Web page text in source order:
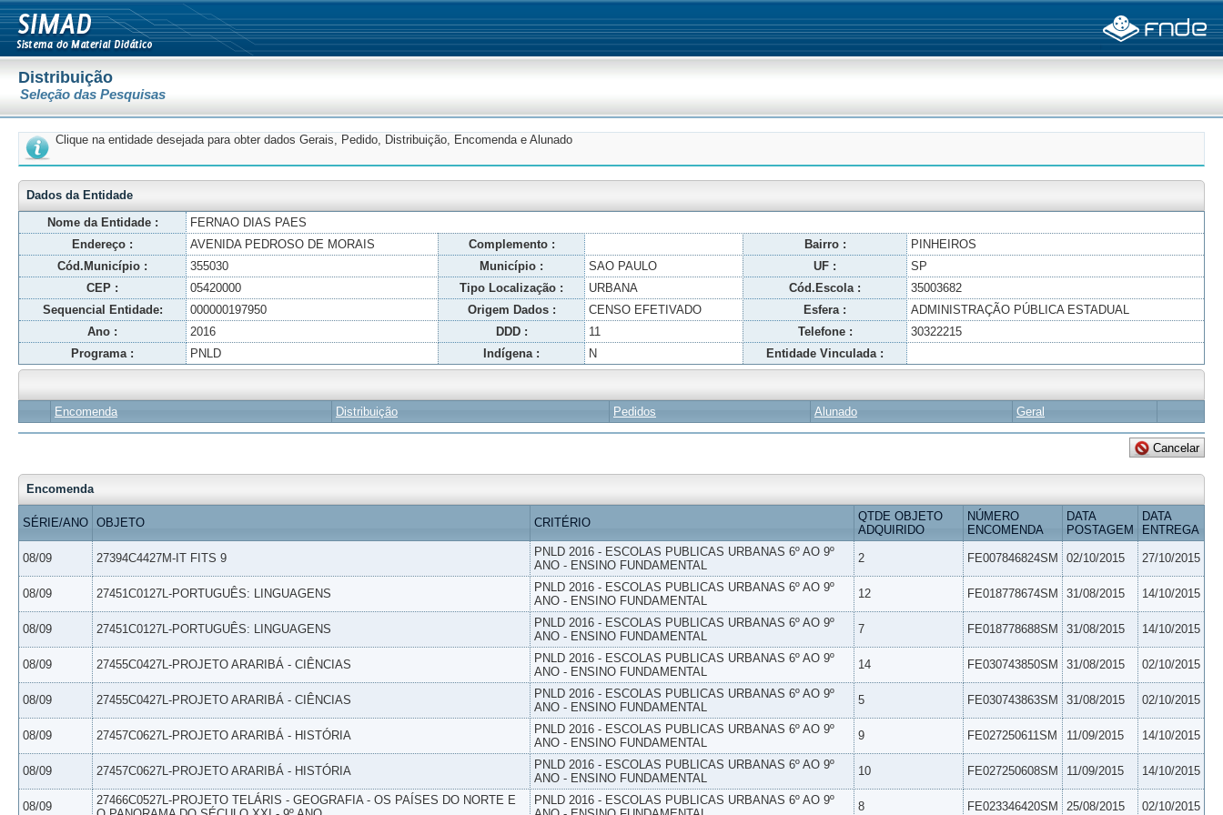
Distribuição
Seleção das Pesquisas
Clique na entidade desejada para obter dados Gerais, Pedido, Distribuição, Encomenda e Alunado
Dados da Entidade
Nome da Entidade :
FERNAO DIAS PAES
Endereço :
AVENIDA PEDROSO DE MORAIS Complemento : Bairro :
PINHEIROS
Cód.Município :
355030 Município : SAO PAULO UF :
SP
CEP :
05420000 Tipo Localização : URBANA Cód.Escola :
35003682
Sequencial Entidade:
000000197950 Origem Dados : CENSO EFETIVADO Esfera :
ADMINISTRAÇÃO PÚBLICA ESTADUAL
Ano :
2016 DDD : 11 Telefone :
30322215
Programa :
PNLD Indígena : N Entidade Vinculada :
Encomenda Distribuição Pedidos Alunado Geral
Encomenda
SÉRIE/ANO OBJETO CRITÉRIO
QTDE OBJETO
ADQUIRIDO
NÚMERO
ENCOMENDA
DATA
POSTAGEM
DATA
ENTREGA
08/09 27394C4427M-IT FITS 9
PNLD 2016 - ESCOLAS PUBLICAS URBANAS 6º AO 9º
ANO - ENSINO FUNDAMENTAL
2 FE007846824SM 02/10/2015 27/10/2015
08/09 27451C0127L-PORTUGUÊS: LINGUAGENS
PNLD 2016 - ESCOLAS PUBLICAS URBANAS 6º AO 9º
ANO - ENSINO FUNDAMENTAL
12 FE018778674SM 31/08/2015 14/10/2015
08/09 27451C0127L-PORTUGUÊS: LINGUAGENS
PNLD 2016 - ESCOLAS PUBLICAS URBANAS 6º AO 9º
ANO - ENSINO FUNDAMENTAL
7 FE018778688SM 31/08/2015 14/10/2015
08/09 27455C0427L-PROJETO ARARIBÁ - CIÊNCIAS
PNLD 2016 - ESCOLAS PUBLICAS URBANAS 6º AO 9º
ANO - ENSINO FUNDAMENTAL
14 FE030743850SM 31/08/2015 02/10/2015
08/09 27455C0427L-PROJETO ARARIBÁ - CIÊNCIAS
PNLD 2016 - ESCOLAS PUBLICAS URBANAS 6º AO 9º
ANO - ENSINO FUNDAMENTAL
5 FE030743863SM 31/08/2015 02/10/2015
08/09 27457C0627L-PROJETO ARARIBÁ - HISTÓRIA
PNLD 2016 - ESCOLAS PUBLICAS URBANAS 6º AO 9º
ANO - ENSINO FUNDAMENTAL
9 FE027250611SM 11/09/2015 14/10/2015
08/09 27457C0627L-PROJETO ARARIBÁ - HISTÓRIA
PNLD 2016 - ESCOLAS PUBLICAS URBANAS 6º AO 9º
ANO - ENSINO FUNDAMENTAL
10 FE027250608SM 11/09/2015 14/10/2015
08/09
27466C0527L-PROJETO TELÁRIS - GEOGRAFIA - OS PAÍSES DO NORTE E
PNLD 2016 - ESCOLAS PUBLICAS URBANAS 6º AO 9º
8 FE023346420SM 25/08/2015 02/10/2015